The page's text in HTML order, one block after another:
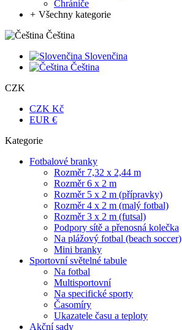
Chrániče
+ Všechny kategorie
Čeština
Slovenčina
Čeština
CZK
CZK Kč
EUR €
Kategorie
Fotbalové branky
Rozměr 7,32 x 2,44 m
Rozměr 6 x 2 m
Rozměr 5 x 2 m (přípravky)
Rozměr 4 x 2 m (malý fotbal)
Rozměr 3 x 2 m (futsal)
Podpory sítě a přenosná kolečka
Na plážový fotbal (beach soccer)
Mini branky
Sportovní světelné tabule
Na fotbal
Multisportovní
Na specifické sporty
Časomíry
Ukazatele času a teploty
Akční sady